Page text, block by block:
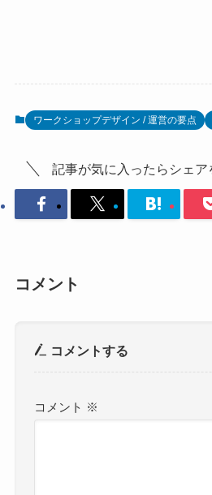
ワークショップデザイン / 運営の要点
記事が気に入ったらシェア
コメント
コメントする
コメント ※